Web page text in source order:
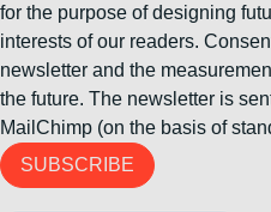
for the purpose of designing
interests of our readers.
newsletter and the
the future. The newsletter is
MailChimp (on the basis of
SUBSCRIBE